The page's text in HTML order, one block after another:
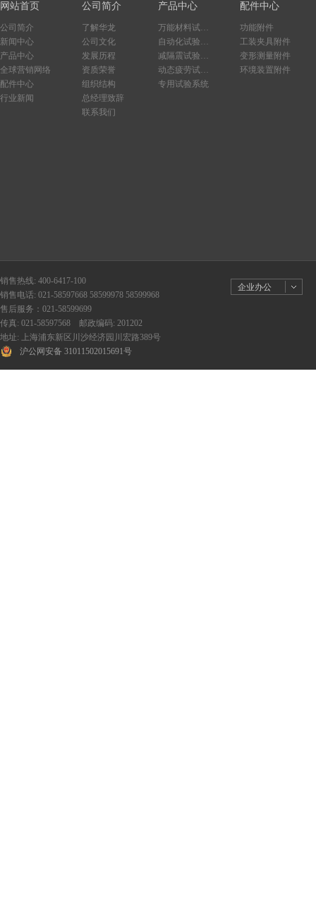
网站首页
公司简介
新闻中心
产品中心
全球营销网络
配件中心
行业新闻
公司简介
了解华龙
公司文化
发展历程
资质荣誉
组织结构
总经理致辞
联系我们
产品中心
万能材料试验系统
自动化试验系统
减隔震试验系统
动态疲劳试验系统
专用试验系统
配件中心
功能附件
工装夹具附件
变形测量附件
环境装置附件
销售热线: 400-6417-100
销售电话: 021-58597668 58599978 58599968
售后服务：021-58599699
传真: 021-58597568 邮政编码: 201202
地址: 上海浦东新区川沙经济园川宏路389号
沪公网安备 31011502015691号
企业办公